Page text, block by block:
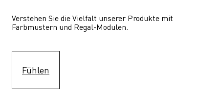
Verstehen Sie die Vielfalt unserer Produkte mit
Farbmustern und Regal-Modulen.
Fühlen